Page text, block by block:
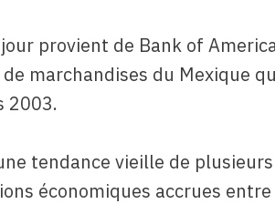
provient de Bank of
marchandises du Mexique
2003.
tendance vieille de
économiques accrues